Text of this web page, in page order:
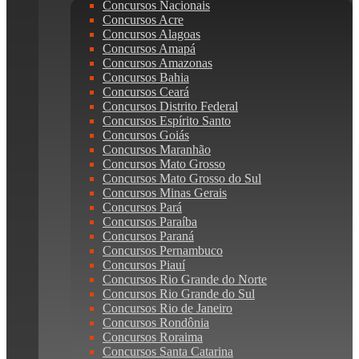
Concursos Nacionais
Concursos Acre
Concursos Alagoas
Concursos Amapá
Concursos Amazonas
Concursos Bahia
Concursos Ceará
Concursos Distrito Federal
Concursos Espírito Santo
Concursos Goiás
Concursos Maranhão
Concursos Mato Grosso
Concursos Mato Grosso do Sul
Concursos Minas Gerais
Concursos Pará
Concursos Paraíba
Concursos Paraná
Concursos Pernambuco
Concursos Piauí
Concursos Rio Grande do Norte
Concursos Rio Grande do Sul
Concursos Rio de Janeiro
Concursos Rondônia
Concursos Roraima
Concursos Santa Catarina